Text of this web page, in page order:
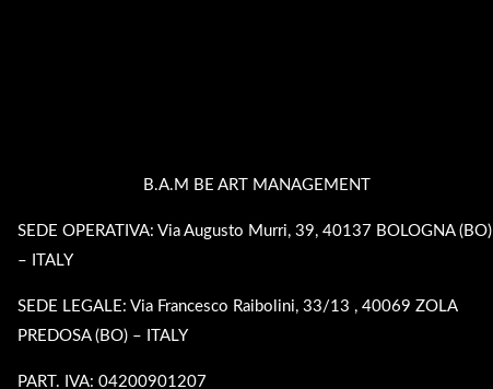
B.A.M BE ART MANAGEMENT
SEDE OPERATIVA: Via Augusto Murri, 39, 40137 BOLOGNA (BO)
– ITALY
SEDE LEGALE: Via Francesco Raibolini, 33/13 , 40069 ZOLA
PREDOSA (BO) – ITALY
PART. IVA: 04200901207